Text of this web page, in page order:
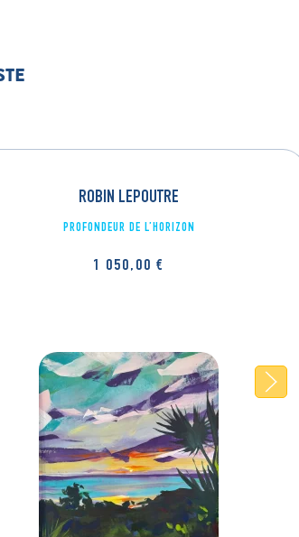
ROBIN LEPOUTRE
PROFONDEUR DE L’HORIZON
1 050,00 €